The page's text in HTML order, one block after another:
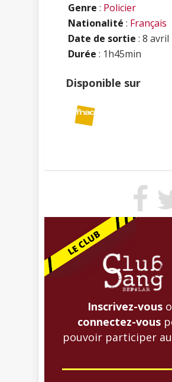
Genre : Policier
Nationalité : Français
Date de sortie : 8 avril
Durée : 1h45min
Disponible sur
Inscrivez-vous
connectez-vous
pouvoir participer